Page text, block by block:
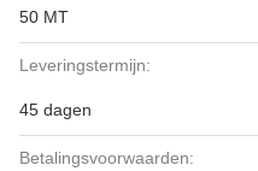
50 MT
Leveringstermijn:
45 dagen
Betalingsvoorwaarden: